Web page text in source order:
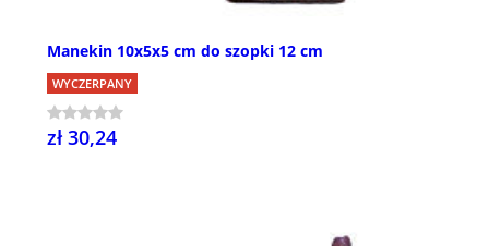
Manekin 10x5x5 cm do szopki 12 cm
WYCZERPANY
zł 30,24